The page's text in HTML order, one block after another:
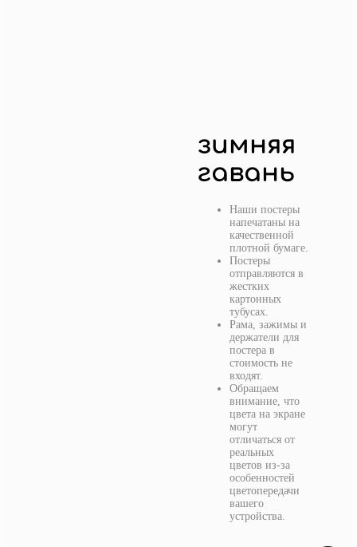
зимняя
гавань
Наши постеры
напечатаны на
качественной
плотной бумаге.
Постеры
отправляются в
жестких
картонных
тубусах.
Рама, зажимы и
держатели для
постера в
стоимость не
входят.
Обращаем
внимание, что
цвета на экране
могут
отличаться от
реальных
цветов из-за
особенностей
цветопередачи
вашего
устройства.